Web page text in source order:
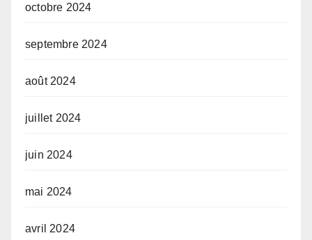
octobre 2024
septembre 2024
août 2024
juillet 2024
juin 2024
mai 2024
avril 2024